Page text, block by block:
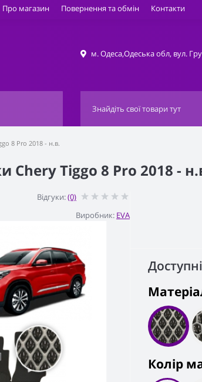
Про магазин Повернення та обмін Контакти
м. Одеса,Одеська обл, вул.
8 Pro 2018 - н.в.
Chery Tiggo 8 Pro 2018 -
Відгуки:(0)
Виробник: EVA
Колiр